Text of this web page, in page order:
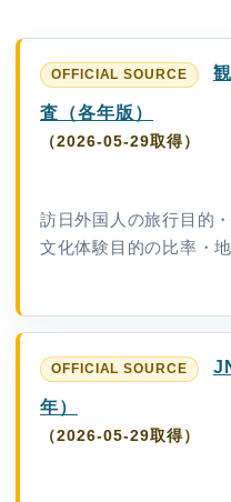
査（各年版）
（2026-05-29取得）
訪日外国人の旅行目的
文化体験目的の比率・
年）
（2026-05-29取得）